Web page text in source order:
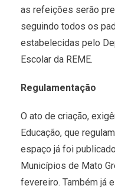
as refeições serão
seguindo todos os
estabelecidas pelo
Escolar da REME.
Regulamentação
O ato de criação,
Educação, que
espaço já foi
Municípios de Mato
fevereiro. Também já